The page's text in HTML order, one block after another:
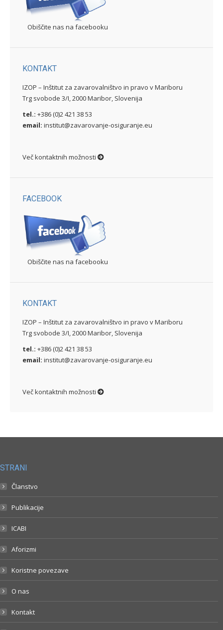
Obiščite nas na facebooku
KONTAKT
IZOP – Inštitut za zavarovalništvo in pravo v Mariboru
Trg svobode 3/I, 2000 Maribor, Slovenija
tel.: +386 (0)2 421 38 53
email: institut@zavarovanje-osiguranje.eu
Več kontaktnih možnosti
FACEBOOK
Obiščite nas na facebooku
KONTAKT
IZOP – Inštitut za zavarovalništvo in pravo v Mariboru
Trg svobode 3/I, 2000 Maribor, Slovenija
tel.: +386 (0)2 421 38 53
email: institut@zavarovanje-osiguranje.eu
Več kontaktnih možnosti
STRANI
Članstvo
Publikacije
ICABI
Aforizmi
Koristne povezave
O nas
Kontakt